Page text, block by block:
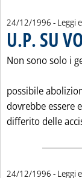
24/12/1996 - Leggi
U.P. SU
Non sono solo i
possibile
dovrebbe essere
differito delle
24/12/1996 - Leggi